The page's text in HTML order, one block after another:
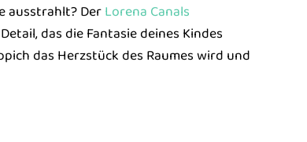
ausstrahlt? DerLorena Canals
das die Fantasie deines Kindes
das Herzstück des Raumes wird und